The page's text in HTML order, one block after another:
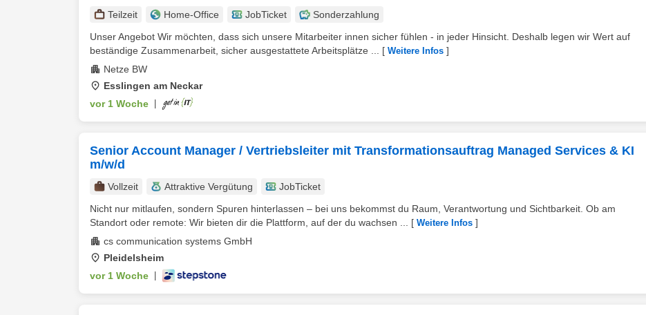
Teilzeit Home-Office JobTicket
Sonderzahlung
Unser Angebot Wir möchten, dass sich unsere Mitarbeiter innen sicher fühlen - in jeder Hinsicht. Deshalb legen wir Wert auf
beständige Zusammenarbeit, sicher ausgestattete Arbeitsplätze ...
[ Weitere Infos ]
Netze BW
Esslingen am Neckar
vor 1 Woche
Senior Account Manager / Vertriebsleiter mit Transformationsauftrag Managed Services & KI
m/w/d
Vollzeit Attraktive Vergütung
JobTicket
Nicht nur mitlaufen, sondern Spuren hinterlassen – bei uns bekommst du Raum, Verantwortung und Sichtbarkeit. Ob am
Standort oder remote: Wir bieten dir die Plattform, auf der du wachsen ...
[ Weitere Infos ]
cs communication systems GmbH
Pleidelsheim
vor 1 Woche